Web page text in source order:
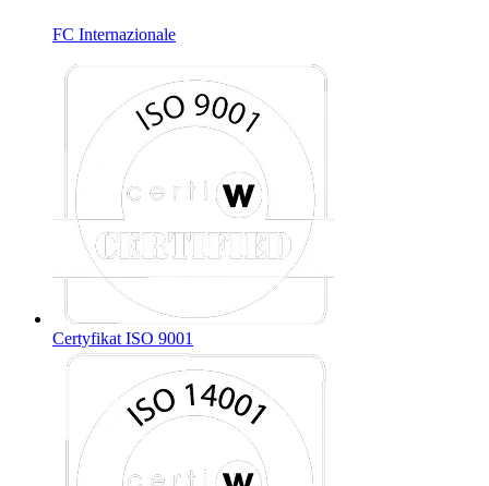
FC Internazionale
Certyfikat ISO 9001